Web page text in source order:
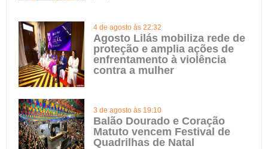
4 de agosto às 22:32
Agosto Lilás mobiliza rede de
proteção e amplia ações de
enfrentamento à violência
contra a mulher
3 de agosto às 19:10
Balão Dourado e Coração
Matuto vencem Festival de
Quadrilhas de Natal